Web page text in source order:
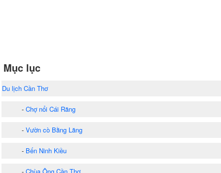
Mục lục
Du lịch Cần Thơ
- Chợ nổi Cái Răng
- Vườn cò Bằng Lăng
- Bến Ninh Kiều